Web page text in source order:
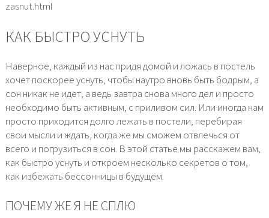
zasnut.html
КАК БЫСТРО УСНУТЬ
Наверное, каждый из нас придя домой и ложась в постель
хочет поскорее уснуть, чтобы наутро вновь быть бодрым, а
сон никак не идет, а ведь завтра снова много дел и просто
необходимо быть активным, с приливом сил. Или иногда нам
просто приходится долго лежать в постели, перебирая
свои мысли и ждать, когда же мы сможем отвлечься от
всего и погрузиться в сон. В этой статье мы расскажем вам,
как быстро уснуть и откроем несколько секретов о том,
как избежать бессонницы в будущем.
ПОЧЕМУ ЖЕ Я НЕ СПЛЮ